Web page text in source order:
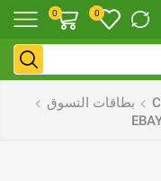
0
0
بطاقات التسوق